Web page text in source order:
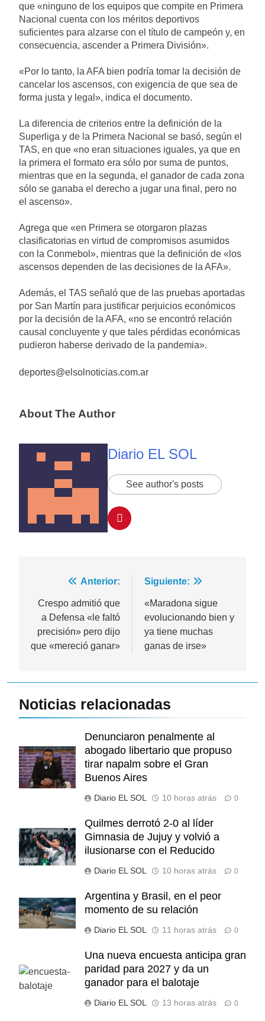
que «ninguno de los equipos que compite en Primera
Nacional cuenta con los méritos deportivos
suficientes para alzarse con el título de campeón y, en
consecuencia, ascender a Primera División».
«Por lo tanto, la AFA bien podría tomar la decisión de
cancelar los ascensos, con exigencia de que sea de
forma justa y legal», indica el documento.
La diferencia de criterios entre la definición de la
Superliga y de la Primera Nacional se basó, según el
TAS, en que «no eran situaciones iguales, ya que en
la primera el formato era sólo por suma de puntos,
mientras que en la segunda, el ganador de cada zona
sólo se ganaba el derecho a jugar una final, pero no
el ascenso».
Agrega que «en Primera se otorgaron plazas
clasificatorias en virtud de compromisos asumidos
con la Conmebol», mientras que la definición de «los
ascensos dependen de las decisiones de la AFA».
Además, el TAS señaló que de las pruebas aportadas
por San Martín para justificar perjuicios económicos
por la decisión de la AFA, «no se encontró relación
causal concluyente y que tales pérdidas económicas
pudieron haberse derivado de la pandemia».
deportes@elsolnoticias.com.ar
About The Author
Diario EL SOL
See author's posts
Navegación
de
entradas
Anterior:
Crespo admitió que
a Defensa «le faltó
precisión» pero dijo
que «mereció ganar»
Siguiente:
«Maradona sigue
evolucionando bien y
ya tiene muchas
ganas de irse»
Noticias relacionadas
Denunciaron penalmente al
abogado libertario que propuso
tirar napalm sobre el Gran
Buenos Aires
Diario EL SOL 10 horas atrás 0
Quilmes derrotó 2-0 al líder
Gimnasia de Jujuy y volvió a
ilusionarse con el Reducido
Diario EL SOL 10 horas atrás 0
Argentina y Brasil, en el peor
momento de su relación
Diario EL SOL 11 horas atrás 0
Una nueva encuesta anticipa gran
paridad para 2027 y da un
ganador para el balotaje
Diario EL SOL 13 horas atrás 0